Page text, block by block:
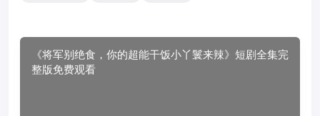
《将军别绝食，你的超能干饭小丫鬟来辣》短剧全集完
整版免费观看